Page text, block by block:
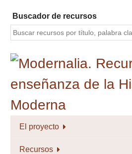
contenido
principal
Buscador de recursos
El proyecto
Recursos